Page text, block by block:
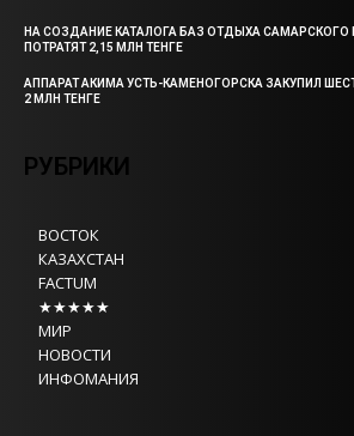
НА СОЗДАНИЕ КАТАЛОГА БАЗ ОТДЫХА
ПОТРАТЯТ 2,15 МЛН ТЕНГЕ
АППАРАТ АКИМА УСТЬ-КАМЕНОГОРСКА ЗАКУПИЛ
2 МЛН ТЕНГЕ
РУБРИКИ
ВОСТОК
КАЗАХСТАН
FACTUM
★★★★★
МИР
НОВОСТИ
ИНФОМАНИЯ